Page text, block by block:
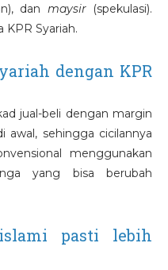
dan maysir(spekulasi).
Syariah.
dengan KPR
jual-beli dengan margin
awal, sehingga cicilannya
menggunakan
yang bisa berubah
pasti lebih